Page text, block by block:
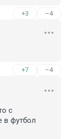
+3 –4
+7 –4
с
в футбол